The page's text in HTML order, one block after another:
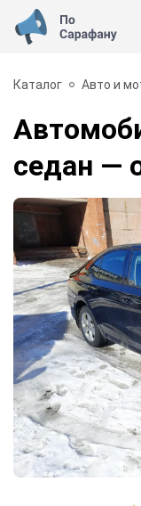
Каталог Авто и
седан —